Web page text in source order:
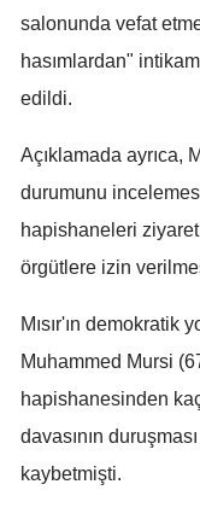
salonunda vefat
hasımlardan"
edildi.
Açıklamada ayrıca,
durumunu
hapishaneleri ziyaret
örgütlere izin
Mısır'ın demokratik
Muhammed Mursi
hapishanesinden
davasının
kaybetmişti.